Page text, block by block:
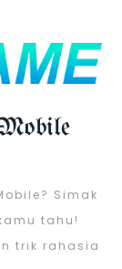
Simak
tahu!
trik rahasia